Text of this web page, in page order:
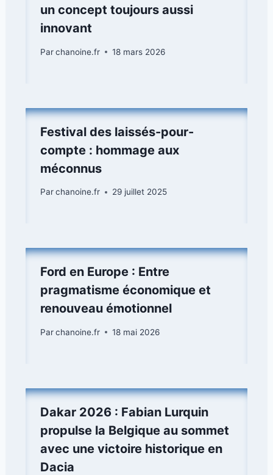
un concept toujours aussi
innovant
Parchanoine.fr 18 mars 2026
Festival des laissés-pour-
compte : hommage aux
méconnus
Parchanoine.fr 29 juillet 2025
Ford en Europe : Entre
pragmatisme économique et
renouveau émotionnel
Parchanoine.fr 18 mai 2026
Dakar 2026 : Fabian Lurquin
propulse la Belgique au sommet
avec une victoire historique en
Dacia